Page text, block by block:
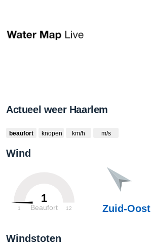
Actueel weer Haarlem
beaufort knopen km/h m/s
Wind
1
Beaufort
1 12 Zuid-Oost
Windstoten